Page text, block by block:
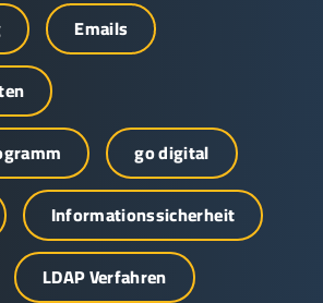
Emails
go digital
Informationssicherheit
LDAP Verfahren